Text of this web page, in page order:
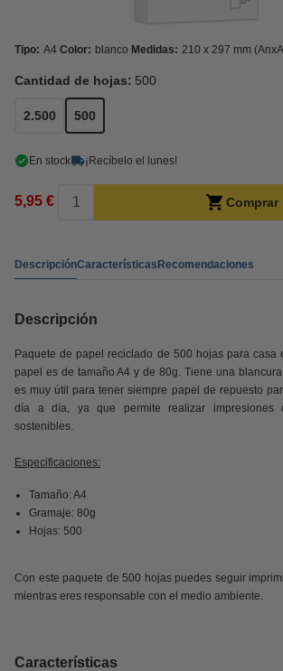
Tipo: A4 Color: blanco Medidas: 210 x 297 mm
Cantidad de hojas: 500
2.500 500
En stock ¡Recíbelo el lunes!
5,95 € Comprar
DescripciónCaracterísticasRecomendaciones
Descripción
Paquete de papel reciclado de 500 hojas para casa
papel es de tamaño A4 y de 80g. Tiene una
es muy útil para tener siempre papel de repuesto
día a día, ya que permite realizar impresiones
sostenibles.
Especificaciones:
Tamaño: A4
Gramaje: 80g
Hojas: 500
Con este paquete de 500 hojas puedes seguir
mientras eres responsable con el medio ambiente.
Características